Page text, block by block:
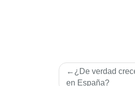
Navegación
¿De verdad
en España?